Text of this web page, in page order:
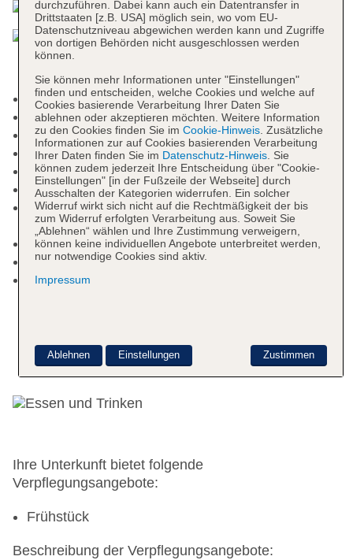
Kurtaxe/Ökotaxe/Touristensteuer zahlbar vor Ort
Check-in Zeit ab 15:00 Uhr
Check-out Zeit bis 10:00 Uhr
Rezeption
Lift
Internet: WLAN/WiFi
Zahlungsarten: TUI Card / VISA, MasterCard,
American Express, Diners
Haustiere nicht erlaubt
Gebäudeanzahl: 1
Landeskategorie: 4 Sterne
Essen & Trinken
Ihre Unterkunft bietet folgende
Verpflegungsangebote:
Frühstück
Beschreibung der Verpflegungsangebote:
durchzuführen. Dabei kann auch ein Datentransfer in
Drittstaaten [z.B. USA] möglich sein, wo vom EU-
Datenschutzniveau abgewichen werden kann und Zugriffe
von dortigen Behörden nicht ausgeschlossen werden
können.
Sie können mehr Informationen unter "Einstellungen"
finden und entscheiden, welche Cookies und welche auf
Cookies basierende Verarbeitung Ihrer Daten Sie
ablehnen oder akzeptieren möchten. Weitere Information
zu den Cookies finden Sie im Cookie-Hinweis. Zusätzliche
Informationen zur auf Cookies basierenden Verarbeitung
Ihrer Daten finden Sie im Datenschutz-Hinweis. Sie
können zudem jederzeit Ihre Entscheidung über "Cookie-
Einstellungen" [in der Fußzeile der Webseite] durch
Ausschalten der Kategorien widerrufen. Ein solcher
Widerruf wirkt sich nicht auf die Rechtmäßigkeit der bis
zum Widerruf erfolgten Verarbeitung aus. Soweit Sie
„Ablehnen“ wählen und Ihre Zustimmung verweigern,
können keine individuellen Angebote unterbreitet werden,
nur notwendige Cookies sind aktiv.
Impressum
Zustimmen
Ablehnen Einstellungen